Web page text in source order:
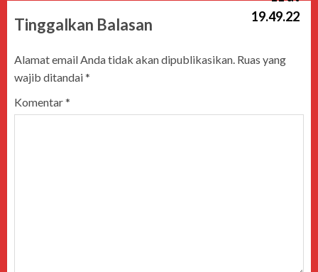
Tinggalkan Balasan
Alamat email Anda tidak akan dipublikasikan. Ruas yang
wajib ditandai*
Komentar*